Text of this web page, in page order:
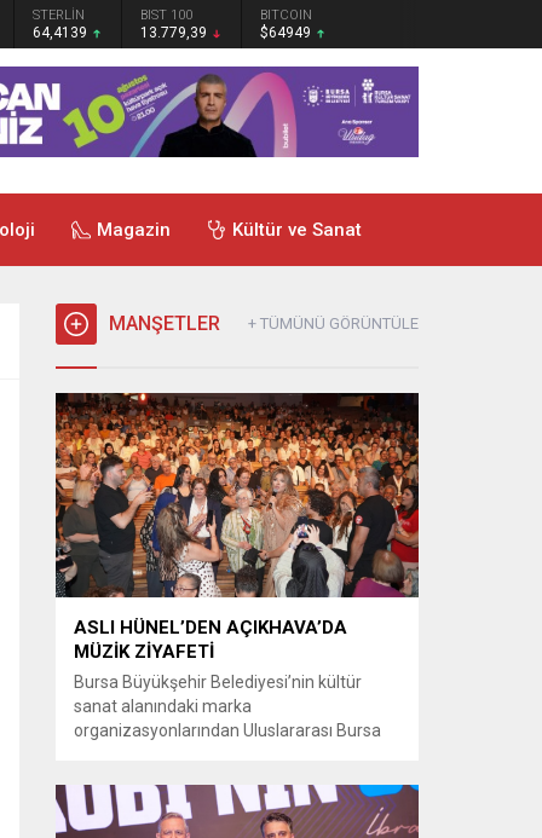
STERLİN
64,4139
BIST 100
13.779,39
BITCOIN
$64949
Magazin Kültür ve Sanat
MANŞETLER + TÜMÜNÜ GÖRÜNTÜLE
ASLI HÜNEL’DEN AÇIKHAVA’DA
MÜZİK ZİYAFETİ
Bursa Büyükşehir Belediyesi’nin kültür
sanat alanındaki marka
organizasyonlarından Uluslararası Bursa
Büyükşehir Belediyesi adına Bursa Kültür
Sanat ve Turizm Vakfı (BKSTV) tarafından